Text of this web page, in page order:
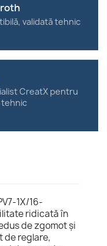
validată tehnic
CreatX pentru
tehnic
1X/16-
ridicată în
de zgomot și
de reglare,